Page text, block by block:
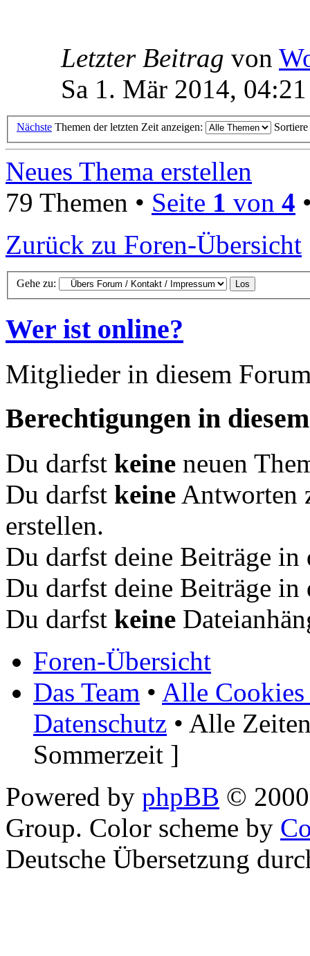
Letzter Beitrag von
Sa 1. Mär 2014, 04:21
Nächste Themen der letzten Zeit anzeigen:
Neues Thema erstellen
79 Themen • Seite 1 von 4
Zurück zu Foren-Übersicht
Gehe zu:
Wer ist online?
Mitglieder in diesem
Berechtigungen in
Du darfst keine neuen
Du darfst keine Antworten
erstellen.
Du darfst deine Beiträge
Du darfst deine Beiträge
Du darfst keine
Foren-Übersicht
Das Team • Alle Cookies
Datenschutz • Alle
Sommerzeit ]
Powered by phpBB ©
Group. Color scheme by
Deutsche Übersetzung